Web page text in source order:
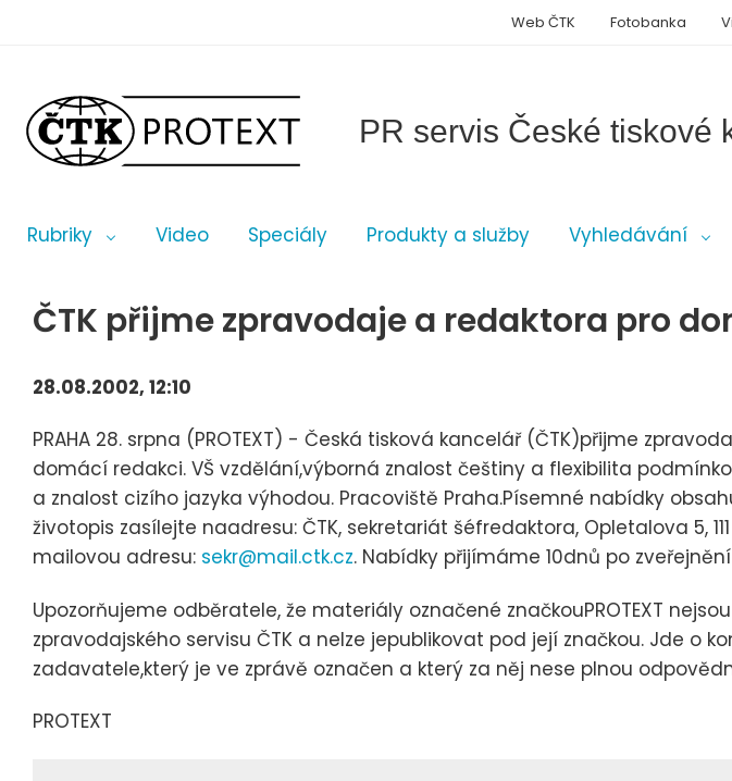
PR servis České tiskové
Rubriky Video Speciály Produkty a služby Vyhledávání
Web ČTK Fotobanka
ČTK přijme zpravodaje a redaktora pro
28.08.2002, 12:10
PRAHA 28. srpna (PROTEXT) - Česká tisková kancelář (ČTK)přijme
domácí redakci. VŠ vzdělání,výborná znalost češtiny a flexibilita
a znalost cizího jazyka výhodou. Pracoviště Praha.Písemné nabídky
životopis zasílejte naadresu: ČTK, sekretariát šéfredaktora, Opletalova 5,
mailovou adresu: sekr@mail.ctk.cz. Nabídky přijímáme 10dnů po
Upozorňujeme odběratele, že materiály označené značkouPROTEXT
zpravodajského servisu ČTK a nelze jepublikovat pod její značkou. Jde o
zadavatele,který je ve zprávě označen a který za něj nese plnou
PROTEXT